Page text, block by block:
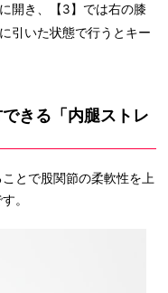
開き、【3】では右の膝
引いた状態で行うとキー
きる「内腿ストレ
とで股関節の柔軟性を上
。